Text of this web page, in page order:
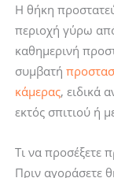
Η θήκη
περιοχή γύρω
καθημερινή
συμβατή
κάμερας, ειδικά
εκτός σπιτιού ή
Τι να προσέξετε
Πριν αγοράσετε